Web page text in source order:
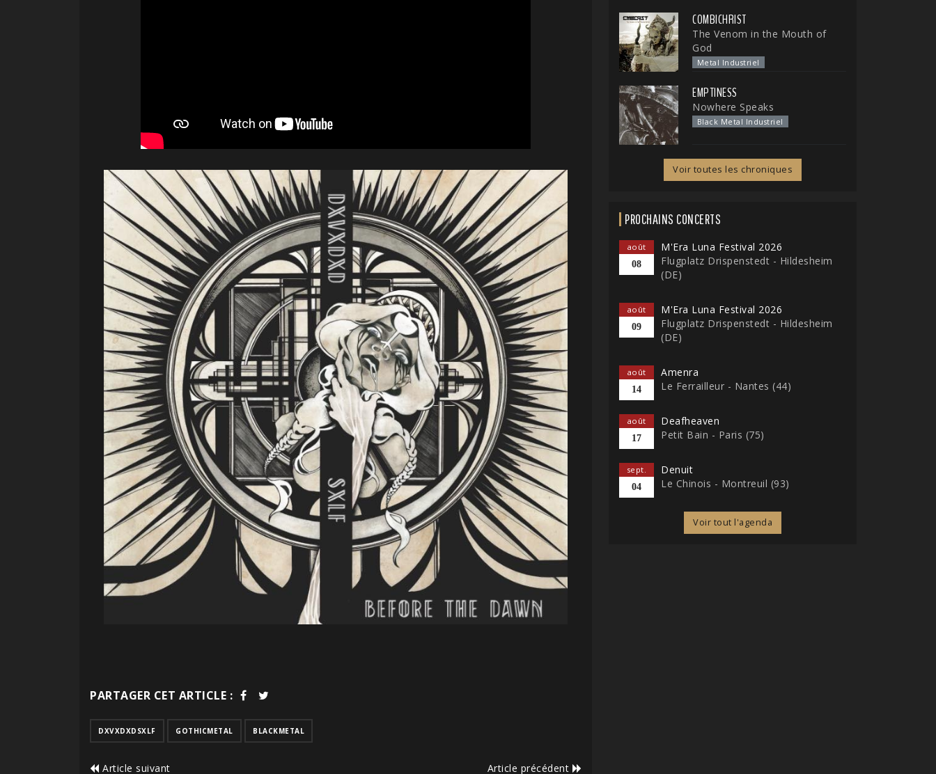
PARTAGER CET ARTICLE :
DXVXDXDSXLF GOTHICMETAL BLACKMETAL
Article suivant Article précédent
COMBICHRIST
The Venom in the Mouth of
God
Metal Industriel
EMPTINESS
Nowhere Speaks
Black Metal Industriel
Voir toutes les chroniques
PROCHAINS CONCERTS
août
08
M'Era Luna Festival 2026
Flugplatz Drispenstedt - Hildesheim
(DE)
août
09
M'Era Luna Festival 2026
Flugplatz Drispenstedt - Hildesheim
(DE)
août
14
Amenra
Le Ferrailleur - Nantes (44)
août
17
Deafheaven
Petit Bain - Paris (75)
sept.
04
Denuit
Le Chinois - Montreuil (93)
Voir tout l'agenda